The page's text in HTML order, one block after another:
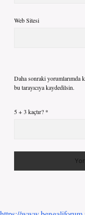
Web Sitesi
Daha sonraki yorumlarımda
bu tarayıcıya kaydedilsin.
5 + 3 kaçtır? *